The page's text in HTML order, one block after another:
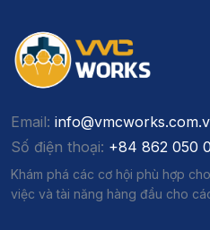
Email:
Số điện thoại: +84 862 050
Khám phá các cơ hội phù hợp
việc và tài năng hàng đầu cho